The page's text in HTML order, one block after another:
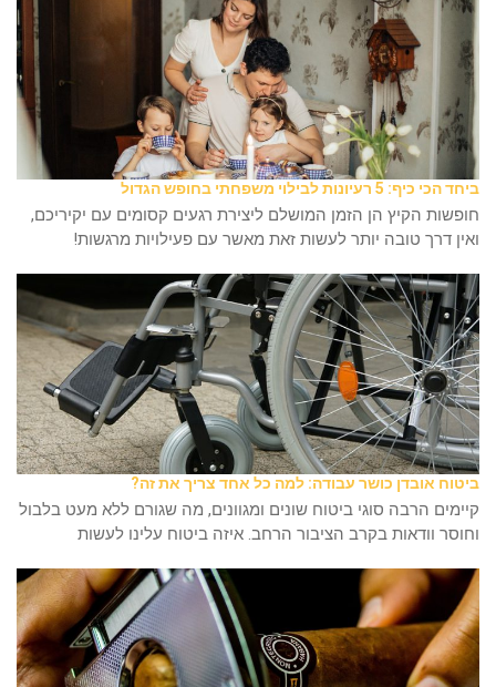
ביחד הכי כיף: 5 רעיונות לבילוי משפחתי בחופש הגדול
חופשות הקיץ הן הזמן המושלם ליצירת רגעים קסומים עם יקיריכם,
ואין דרך טובה יותר לעשות זאת מאשר עם פעילויות מרגשות!
ביטוח אובדן כושר עבודה: למה כל אחד צריך את זה?
קיימים הרבה סוגי ביטוח שונים ומגוונים, מה שגורם ללא מעט בלבול
וחוסר וודאות בקרב הציבור הרחב. איזה ביטוח עלינו לעשות